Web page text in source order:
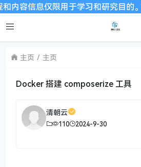
容信息仅限用于学习和研究目的
主页 主页
Docker 搭建 composerize 工具
清朝云
110 2024-9-30